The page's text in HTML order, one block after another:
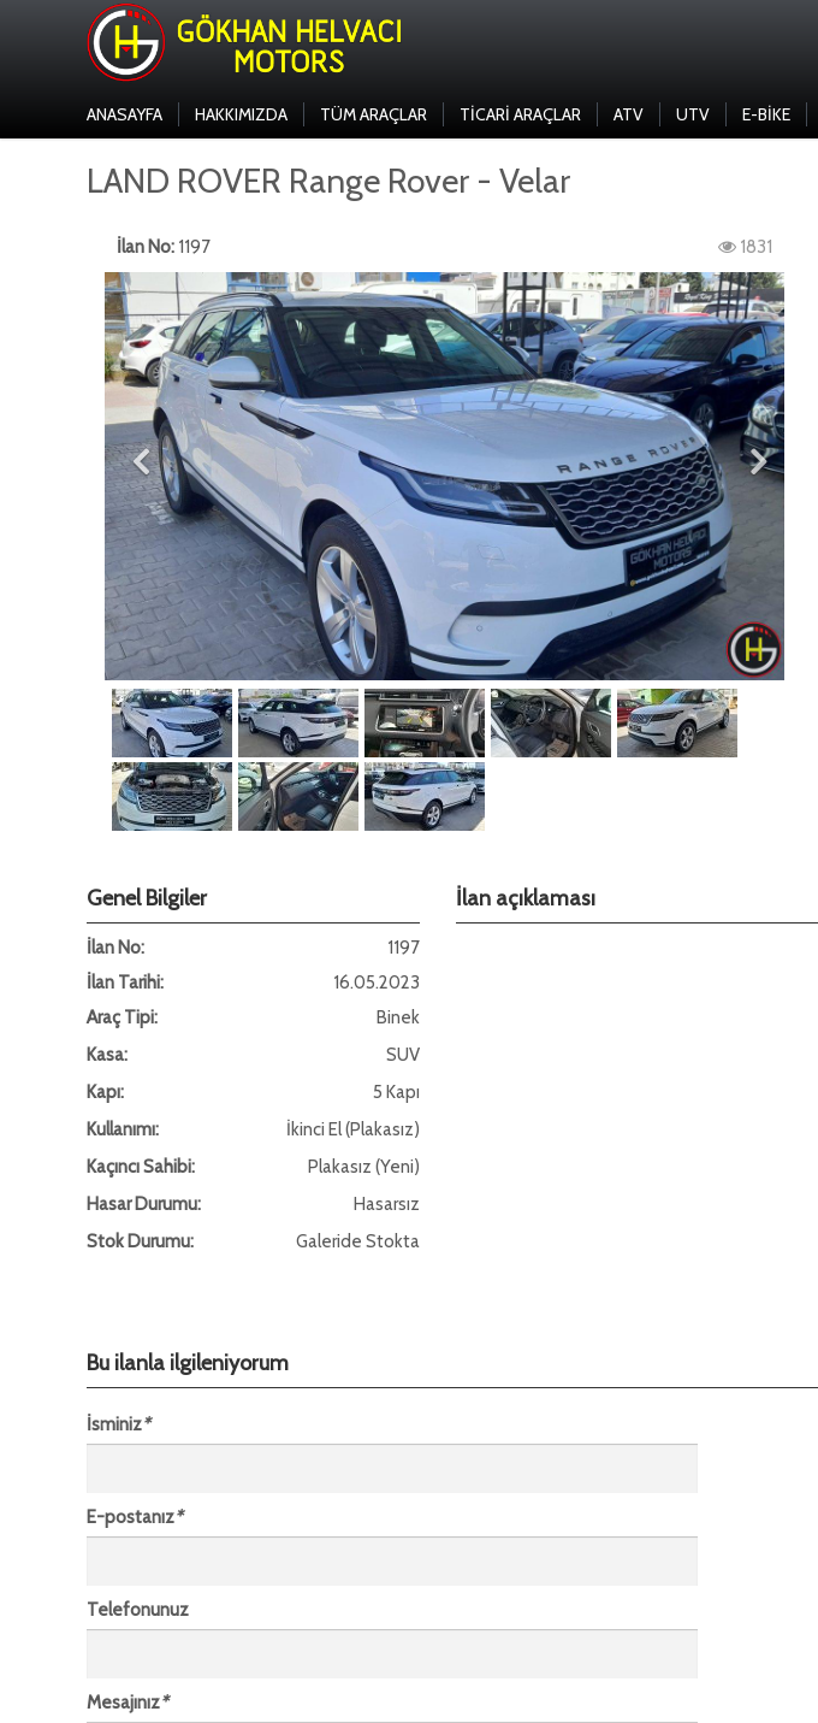
ANASAYFA HAKKIMIZDA TÜM ARAÇLAR TICARI ARAÇLAR ATV UTV E-BIKE
LAND ROVER Range Rover - Velar
İlan No: 1197 1831
Genel Bilgiler
İlan No:
1197
İlan Tarihi:
16.05.2023
Araç Tipi:
Binek
Kasa:
SUV
Kapı:
5 Kapı
Kullanımı:
İkinci El (Plakasız)
Kaçıncı Sahibi:
Plakasız (Yeni)
Hasar Durumu:
Hasarsız
Stok Durumu:
Galeride Stokta
İlan açıklaması
Bu ilanla ilgileniyorum
İsminiz*
E-postanız*
Telefonunuz
Mesajınız*